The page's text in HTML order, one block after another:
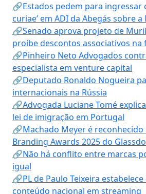
🔗Estados pedem para ingressar
curiae’ em ADI da Abegás sobre a
🔗Senado aprova projeto de
proíbe descontos associativos na
🔗Pinheiro Neto Advogados
especialista em venture capital
🔗Deputado Ronaldo Nogueira
internacionais na Rússia
🔗Advogada Luciane Tomé
lei de imigração em Portugal
🔗Machado Meyer é reconhecido
Branding Awards 2025 do
🔗Não há conflito entre marcas
igual
🔗PL de Paulo Teixeira
conteúdo nacional em streaming